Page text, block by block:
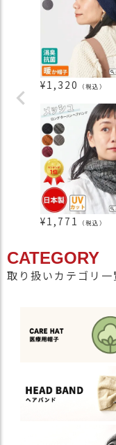
¥1,320 （税込）
¥1,771 （税込）
CATEGORY
取り扱いカテゴリ一